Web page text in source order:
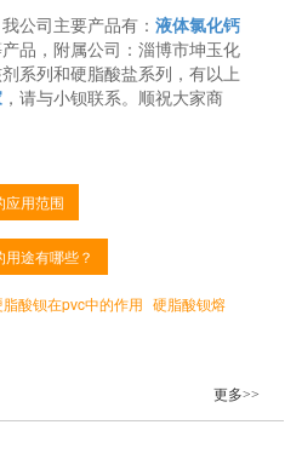
公司主要产品有：液体氯化钙
产品，附属公司：淄博市坤玉化
系列和硬脂酸盐系列，有以上
，请与小钡联系。顺祝大家商
应用范围
途有哪些？
脂酸钡在pvc中的作用 硬脂酸钡熔
更多>>